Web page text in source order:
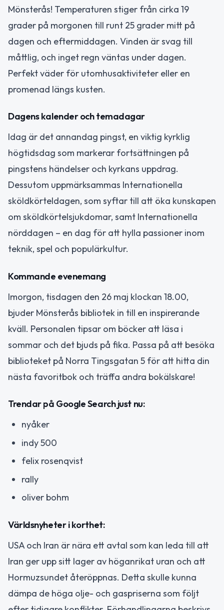
Mönsterås! Temperaturen stiger från cirka 19
grader på morgonen till runt 25 grader mitt på
dagen och eftermiddagen. Vinden är svag till
måttlig, och inget regn väntas under dagen.
Perfekt väder för utomhusaktiviteter eller en
promenad längs kusten.
Dagens kalender och temadagar
Idag är det annandag pingst, en viktig kyrklig
högtidsdag som markerar fortsättningen på
pingstens händelser och kyrkans uppdrag.
Dessutom uppmärksammas Internationella
sköldkörteldagen, som syftar till att öka kunskapen
om sköldkörtelsjukdomar, samt Internationella
nörddagen – en dag för att hylla passioner inom
teknik, spel och populärkultur.
Kommande evenemang
Imorgon, tisdagen den 26 maj klockan 18.00,
bjuder Mönsterås bibliotek in till en inspirerande
kväll. Personalen tipsar om böcker att läsa i
sommar och det bjuds på fika. Passa på att besöka
biblioteket på Norra Tingsgatan 5 för att hitta din
nästa favoritbok och träffa andra bokälskare!
Trendar på Google Search just nu:
nyåker
indy 500
felix rosenqvist
rally
oliver bohm
Världsnyheter i korthet:
USA och Iran är nära ett avtal som kan leda till att
Iran ger upp sitt lager av höganrikat uran och att
Hormuzsundet återöppnas. Detta skulle kunna
dämpa de höga olje- och gaspriserna som följt